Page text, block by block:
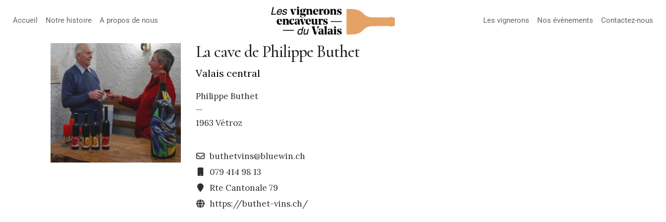
Accueil Notre histoire A propos de nous Les vignerons Nos évènements Contactez-nous
La cave de Philippe Buthet
Valais central
Philippe Buthet
—
1963 Vétroz
buthetvins@bluewin.ch
079 414 98 13
Rte Cantonale 79
https://buthet-vins.ch/